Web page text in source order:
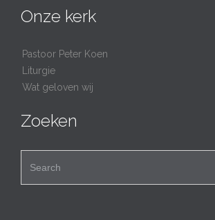
Onze kerk
Pastoor Peter Koen
Liturgie
Wat geloven wij
Zoeken